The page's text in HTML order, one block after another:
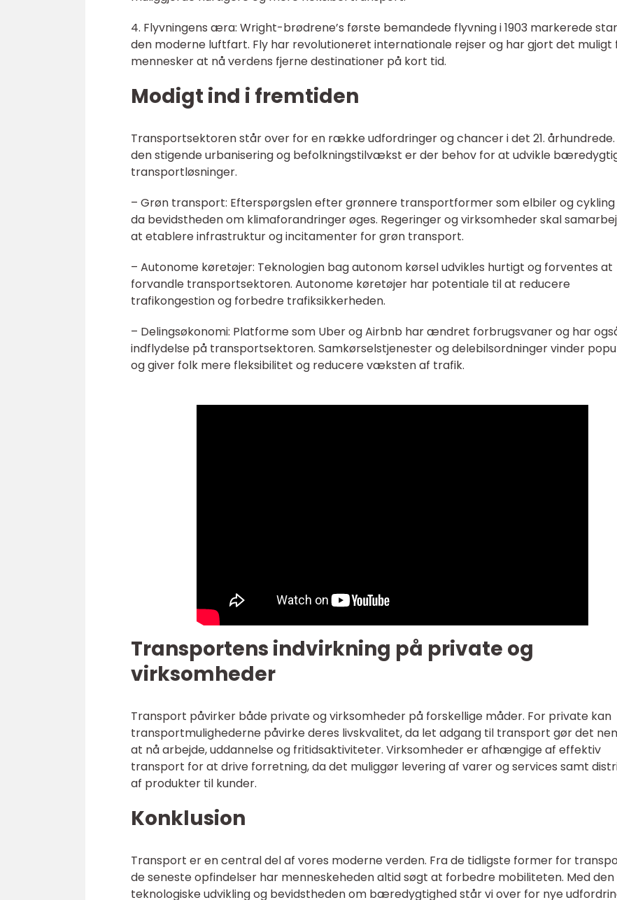
4. Flyvningens æra: Wright-brødrene’s første bemandede flyvning i 1903 markerede
den moderne luftfart. Fly har revolutioneret internationale rejser og har gjort det muligt
mennesker at nå verdens fjerne destinationer på kort tid.
Modigt ind i fremtiden
Transportsektoren står over for en række udfordringer og chancer i det 21. århundrede.
den stigende urbanisering og befolkningstilvækst er der behov for at udvikle
transportløsninger.
– Grøn transport: Efterspørgslen efter grønnere transportformer som elbiler og cykling
da bevidstheden om klimaforandringer øges. Regeringer og virksomheder skal
at etablere infrastruktur og incitamenter for grøn transport.
– Autonome køretøjer: Teknologien bag autonom kørsel udvikles hurtigt og forventes at
forvandle transportsektoren. Autonome køretøjer har potentiale til at reducere
trafikongestion og forbedre trafiksikkerheden.
– Delingsøkonomi: Platforme som Uber og Airbnb har ændret forbrugsvaner og har
indflydelse på transportsektoren. Samkørselstjenester og delebilsordninger vinder
og giver folk mere fleksibilitet og reducere væksten af trafik.
Transportens indvirkning på private og
virksomheder
Transport påvirker både private og virksomheder på forskellige måder. For private kan
transportmulighederne påvirke deres livskvalitet, da let adgang til transport gør det
at nå arbejde, uddannelse og fritidsaktiviteter. Virksomheder er afhængige af effektiv
transport for at drive forretning, da det muliggør levering af varer og services samt
af produkter til kunder.
Konklusion
Transport er en central del af vores moderne verden. Fra de tidligste former for
de seneste opfindelser har menneskeheden altid søgt at forbedre mobiliteten. Med den
teknologiske udvikling og bevidstheden om bæredygtighed står vi over for nye